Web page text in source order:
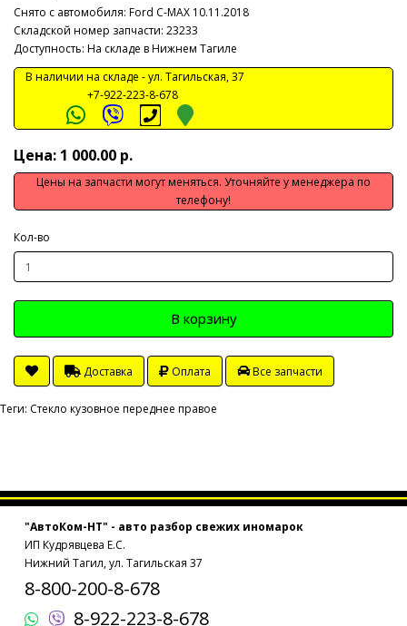
Снято с автомобиля: Ford C-MAX 10.11.2018
Складской номер запчасти: 23233
Доступность: На складе в Нижнем Тагиле
В наличии на складе -ул. Тагильская, 37
+7-922-223-8-678
Цена: 1 000.00 р.
Цены на запчасти могут меняться. Уточняйте у менеджера по
телефону!
Кол-во
В корзину
Доставка Оплата Все запчасти
Теги: Стекло кузовное переднее правое
"АвтоКом-НТ" - авто разбор свежих иномарок
ИП Кудрявцева Е.С.
Нижний Тагил, ул. Тагильская 37
8-800-200-8-678
8-922-223-8-678